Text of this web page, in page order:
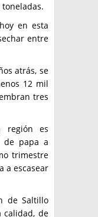
en esta
entre
atrás, se
12 mil
tres
región es
de papa a
trimestre
a escasear
de Saltillo
calidad, de